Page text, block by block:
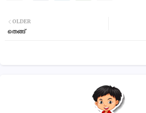
OLDER
തെങ്ങ്